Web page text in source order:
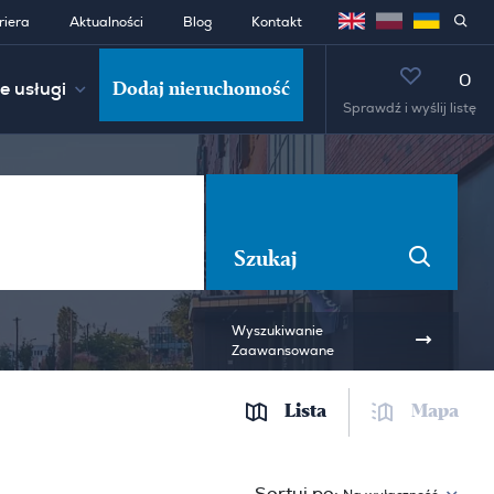
Aktualności Blog Kontakt
usługi Dodaj nieruchomość 0
Sprawdź i wyślij listę
Szukaj
Wyszukiwanie
Zaawansowane
Lista Mapa